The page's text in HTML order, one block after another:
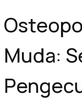
Muda: